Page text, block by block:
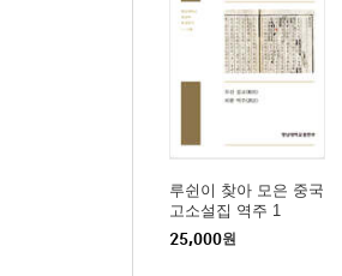
루쉰이 찾아 모은 중국
고소설집 역주 1
25,000원